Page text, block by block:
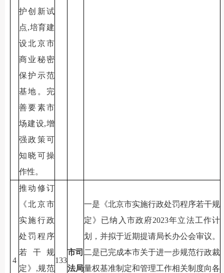
护创新试
点,培育建
设北京市
商业秘密
保护示范
基地。完
善要素市
场建设,增
强政策可
知晓可操
作性。
4
推动修订
《北京市
实施行政
处罚程序
若干规
定》,规范
133
市司
法局
一是《北京市实施行政处罚程序若干规
定》已纳入市政府2023年立法工作计
划，并拟于近期提请局长办公会审议。
二是已完成本市关于进一步规范行政裁
量权基准制定和管理工作相关制度向各